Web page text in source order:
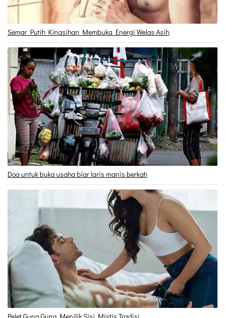
Semar Putih Kinasihan Membuka Energi Welas Asih
Doa untuk buka usaha biar laris manis berkah